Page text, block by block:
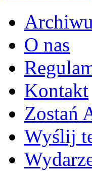
O nas
Kontakt
Zostań
Wyślij